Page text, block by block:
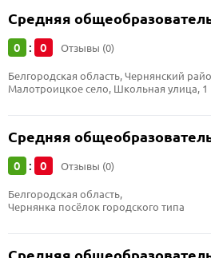
Средняя
0 : 0 Отзывы (0)
Белгородская область, Чернянский
Малотроицкое село, Школьная улица, 1
Средняя
0 : 0 Отзывы (0)
Белгородская область,
Чернянка посёлок городского типа